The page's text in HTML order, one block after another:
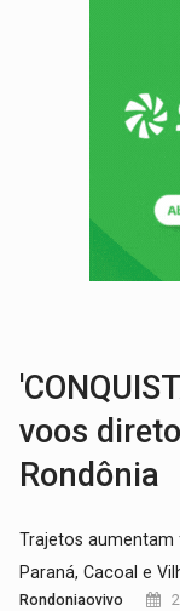
voos
Rondônia
Trajetos
Paraná, Cacoal e
Rondoniaovivo